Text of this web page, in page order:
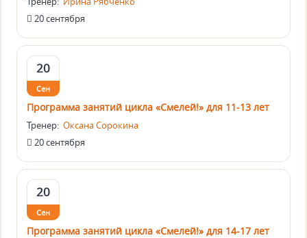
20 сентября
20
Сен
Программа занятий цикла «Смелей!» для 11-13 лет
Тренер: Оксана Сорокина
20 сентября
20
Сен
Программа занятий цикла «Смелей!» для 14-17 лет